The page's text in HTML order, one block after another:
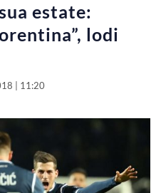
estate:
lodi
| 11:20